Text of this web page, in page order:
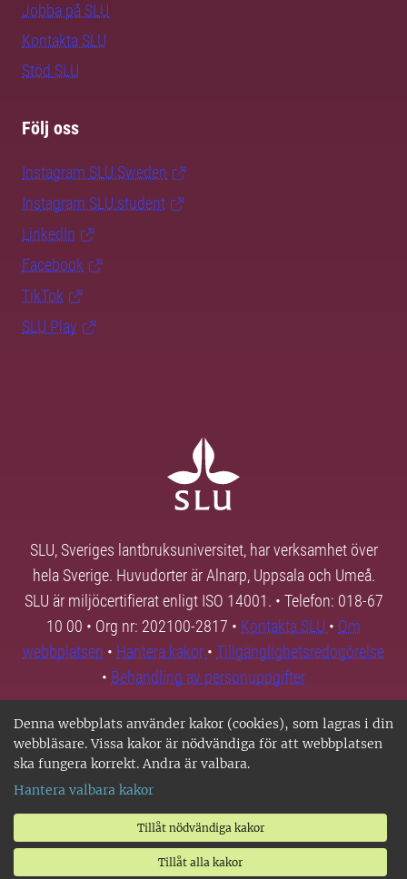
Denna webbplats använder kakor (cookies), som lagras i din
webbläsare. Vissa kakor är nödvändiga för att webbplatsen
ska fungera korrekt. Andra är valbara.
Hantera valbara kakor
Tillåt nödvändiga kakor
Tillåt alla kakor
Jobba på SLU
Kontakta SLU
Stöd SLU
Följ oss
Instagram SLU.Sweden
Instagram SLU.student
LinkedIn
Facebook
TikTok
SLU Play
SLU, Sveriges lantbruksuniversitet, har verksamhet över
hela Sverige. Huvudorter är Alnarp, Uppsala och Umeå.
SLU är miljöcertifierat enligt ISO 14001. • Telefon: 018-67
10 00 • Org nr: 202100-2817 • Kontakta SLU • Om
webbplatsen • Hantera kakor • Tillgänglighetsredogörelse
• Behandling av personuppgifter